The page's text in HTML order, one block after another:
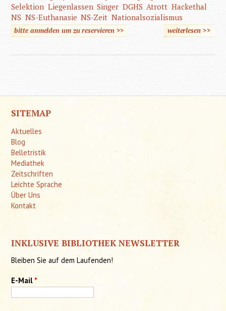
Selektion Liegenlassen Singer DGHS Atrott Hackethal
NS NS-Euthanasie NS-Zeit Nationalsozialismus
bitte anmelden um zu reservieren >> weiterlesen
über
>>
SITEMAP
Aktuelles
Blog
Belletristik
Mediathek
Zeitschriften
Leichte Sprache
Über Uns
Kontakt
INKLUSIVE BIBLIOTHEK NEWSLETTER
Bleiben Sie auf dem Laufenden!
E-Mail *